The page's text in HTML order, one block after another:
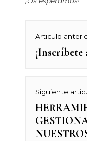
de
Articulo
Previous
¡Inscríbete
Siguiente
Next
post: